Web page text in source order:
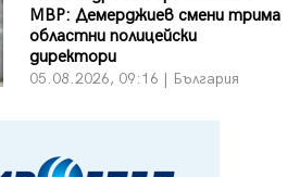
МВР: Демерджиев смени трима
областни полицейски
директори
05.08.2026, 09:16 | България